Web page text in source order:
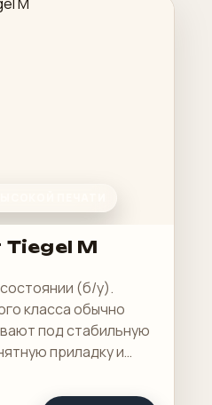
Tiegel M
(б/у).
класса обычно
под стабильную
приладку и
в смене.